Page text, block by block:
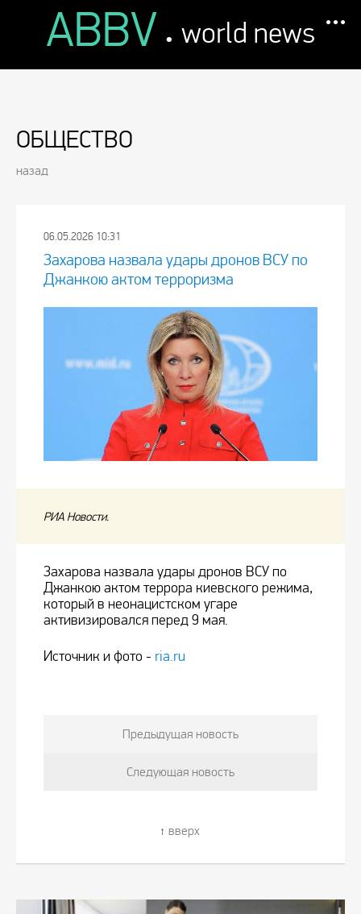
ABBV . world news
ОБЩЕСТВО
назад
06.05.2026 10:31
Захарова назвала удары дронов ВСУ по
Джанкою актом терроризма
РИА Новости.
Захарова назвала удары дронов ВСУ по
Джанкою актом террора киевского режима,
который в неонацистском угаре
активизировался перед 9 мая.
Источник и фото - ria.ru
Предыдущая новость
Следующая новость
вверх